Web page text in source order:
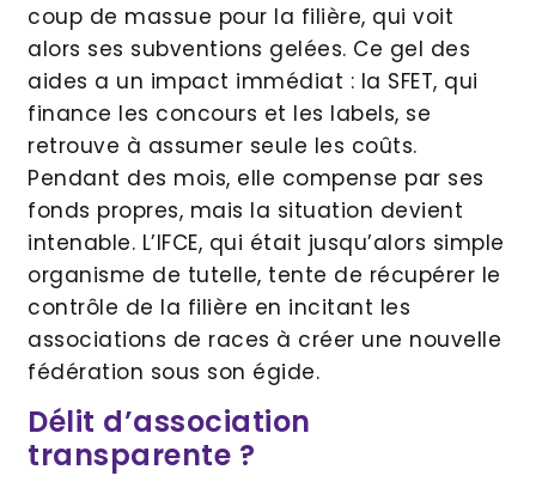
coup de massue pour la filière, qui voit
alors ses subventions gelées. Ce gel des
aides a un impact immédiat : la SFET, qui
finance les concours et les labels, se
retrouve à assumer seule les coûts.
Pendant des mois, elle compense par ses
fonds propres, mais la situation devient
intenable. L’IFCE, qui était jusqu’alors simple
organisme de tutelle, tente de récupérer le
contrôle de la filière en incitant les
associations de races à créer une nouvelle
fédération sous son égide.
Délit d’association
transparente ?